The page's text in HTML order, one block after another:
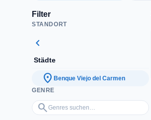
Filter
STANDORT
chevron_left
Städte
location_on Benque Viejo del Carmen
GENRE
search
Genres suchen…